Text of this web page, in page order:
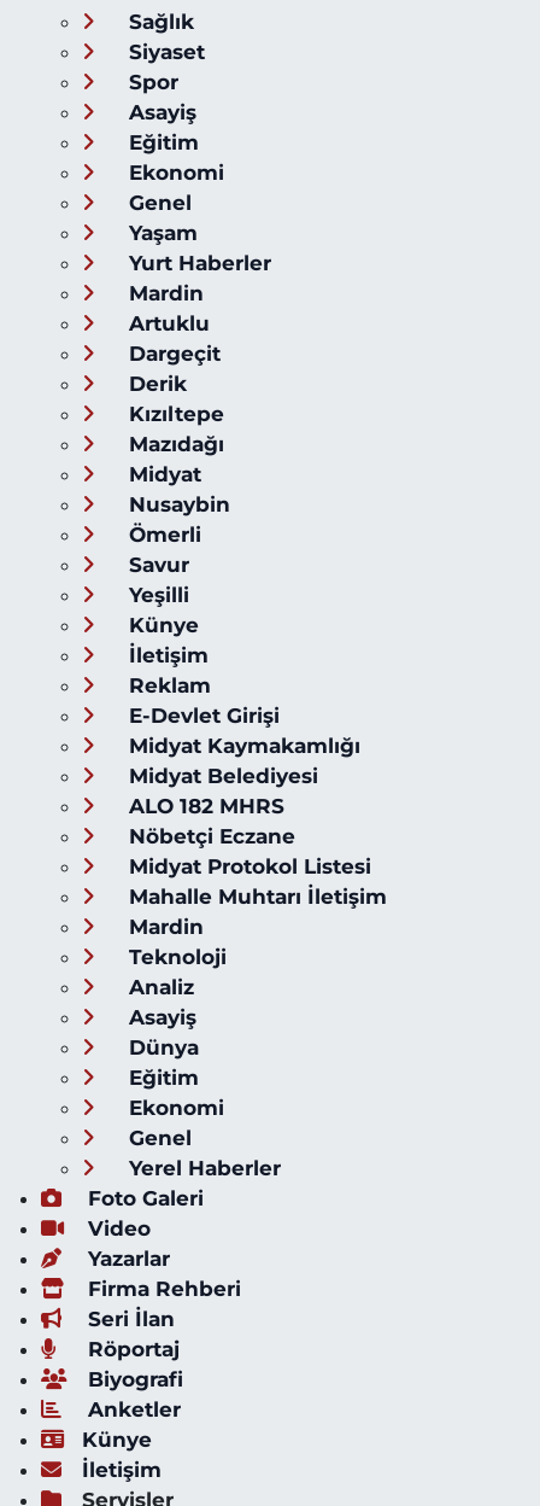
Sağlık
Siyaset
Spor
Asayiş
Eğitim
Ekonomi
Genel
Yaşam
Yurt Haberler
Mardin
Artuklu
Dargeçit
Derik
Kızıltepe
Mazıdağı
Midyat
Nusaybin
Ömerli
Savur
Yeşilli
Künye
İletişim
Reklam
E-Devlet Girişi
Midyat Kaymakamlığı
Midyat Belediyesi
ALO 182 MHRS
Nöbetçi Eczane
Midyat Protokol Listesi
Mahalle Muhtarı İletişim
Mardin
Teknoloji
Analiz
Asayiş
Dünya
Eğitim
Ekonomi
Genel
Yerel Haberler
Foto Galeri
Video
Yazarlar
Firma Rehberi
Seri İlan
Röportaj
Biyografi
Anketler
Künye
İletişim
Servisler